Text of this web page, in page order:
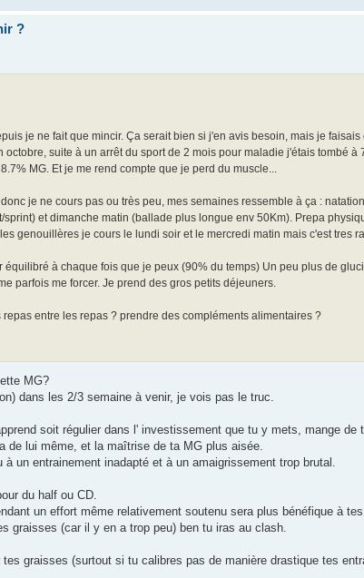
?
je ne fait que mincir. Ça serait bien si j'en avis besoin, mais je
suite à un arrêt du sport de 2 mois pour maladie j'étais tombé à
MG. Et je me rend compte que je perd du muscle...
je ne cours pas ou très peu, mes semaines ressemble à ça :
et dimanche matin (ballade plus longue env 50Km). Prepa
genouillères je cours le lundi soir et le mercredi matin mais c'est tres
à chaque fois que je peux (90% du temps) Un peu plus de
parfois me forcer. Je prend des gros petits déjeuners.
entre les repas ? prendre des compléments alimentaires ?
MG?
dans les 2/3 semaine à venir, je vois pas le truc.
soit régulier dans l' investissement que tu y mets, mange
lui même, et la maîtrise de ta MG plus aisée.
un entrainement inadapté et à un amaigrissement trop brutal.
du half ou CD.
un effort même relativement soutenu sera plus bénéfique à tes
graisses (car il y en a trop peu) ben tu iras au clash.
graisses (surtout si tu calibres pas de manière drastique tes